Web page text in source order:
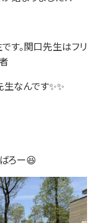
す。関口先生はフリ
なんです✨✨
ろー😆